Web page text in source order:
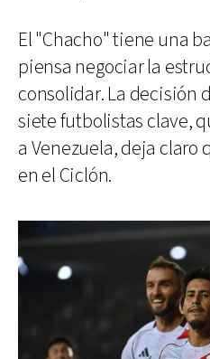
El "Chacho" tiene una
piensa negociar la
consolidar. La decisión
siete futbolistas clave,
a Venezuela, deja claro
en el Ciclón.